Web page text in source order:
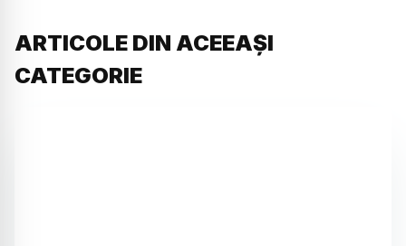
ARTICOLE DIN ACEEAȘI
CATEGORIE